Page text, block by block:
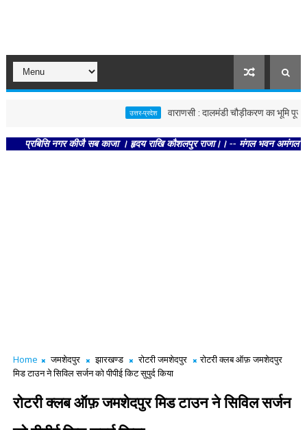
उत्तर-प्रदेश वाराणसी : दालमंडी चौड़ीकरण का भूमि पूजन,
नगर कीजै सब काजा । हृदय राखि कौशलपुर राजा।। -- मंगल भवन अमंगल हारी।
Home जमशेदपुर झारखण्ड रोटरी जमशेदपुर
रोटरी क्लब ऑफ़ जमशेदपुर
मिड टाउन ने सिविल सर्जन को पीपीई किट सुपुर्द किया
रोटरी क्लब ऑफ़ जमशेदपुर मिड टाउन ने सिविल सर्जन